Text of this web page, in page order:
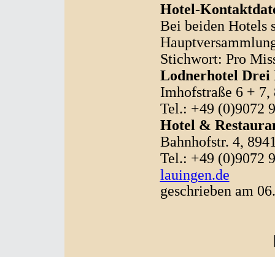
Hotel-
Bei beiden Hotels
Stichwort: Pro
Lodnerhotel Drei
Imhofstraße 6 +
Tel.: +49 (0)9072
Hotel &
Bahnhofstr. 4,
Tel.: +49 (0)9072
lauingen.de
geschrieben am